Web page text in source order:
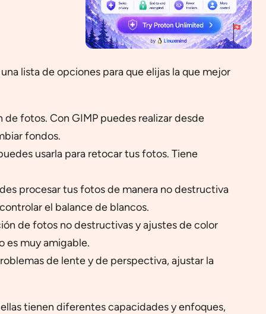
lista de opciones para que elijas la que mejor
fotos. Con GIMP puedes realizar desde
fondos.
usarla para retocar tus fotos. Tiene
procesar tus fotos de manera no destructiva
el balance de blancos.
de fotos no destructivas y ajustes de color
es muy amigable.
de lente y de perspectiva, ajustar la
tienen diferentes capacidades y enfoques,